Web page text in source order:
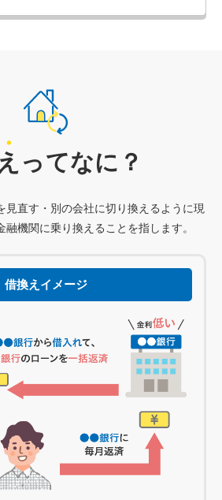
ってなに？
見直す・別の会社に切り換えるように現
機関に乗り換えることを指します。
借換えイメージ